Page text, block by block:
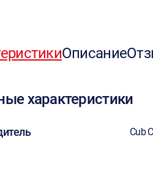
Описание
характеристики
Cub